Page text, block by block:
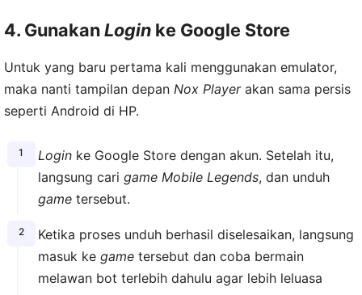
4. GunakanLogin ke Google Store
Untuk yang baru pertama kali menggunakan emulator,
maka nanti tampilan depan Nox Playerakan sama persis
seperti Android di HP.
Loginke Google Store dengan akun. Setelah itu,
langsung cari game Mobile Legends, dan unduh
gametersebut.
Ketika proses unduh berhasil diselesaikan, langsung
masuk ke gametersebut dan coba bermain
melawan bot terlebih dahulu agar lebih leluasa